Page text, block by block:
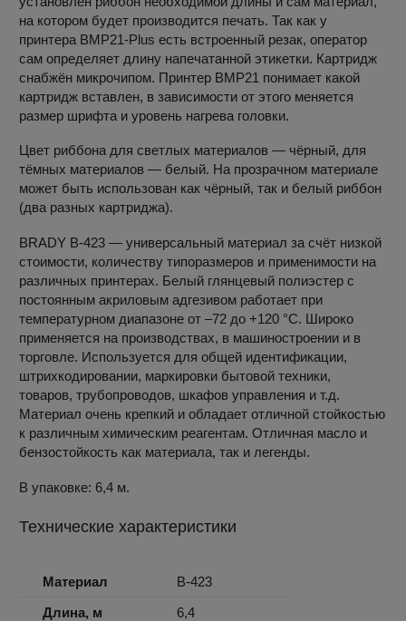
на котором будет производится печать. Так как у
принтера BMP21-Plus есть встроенный резак, оператор
сам определяет длину напечатанной этикетки. Картридж
снабжён микрочипом. Принтер BMP21 понимает какой
картридж вставлен, в зависимости от этого меняется
размер шрифта и уровень нагрева головки.
Цвет риббона для светлых материалов — чёрный, для
тёмных материалов — белый. На прозрачном материале
может быть использован как чёрный, так и белый риббон
(два разных картриджа).
BRADY B-423 — универсальный материал за счёт низкой
стоимости, количеству типоразмеров и применимости на
различных принтерах. Белый глянцевый полиэстер с
постоянным акриловым адгезивом работает при
температурном диапазоне от –72 до +120 °С. Широко
применяется на производствах, в машиностроении и в
торговле. Используется для общей идентификации,
штрихкодировании, маркировки бытовой техники,
товаров, трубопроводов, шкафов управления и т.д.
Материал очень крепкий и обладает отличной стойкостью
к различным химическим реагентам. Отличная масло и
бензостойкость как материала, так и легенды.
В упаковке: 6,4 м.
Технические характеристики
Материал
B-423
Длина, м
6,4